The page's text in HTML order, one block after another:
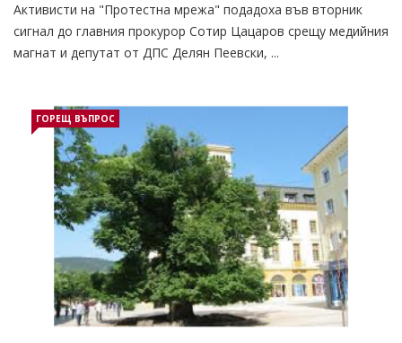
Активисти на "Протестна мрежа" подадоха във вторник
сигнал до главния прокурор Сотир Цацаров срещу медийния
магнат и депутат от ДПС Делян Пеевски, ...
ГОРЕЩ ВЪПРОС